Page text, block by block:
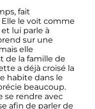
fait
le voit comme
lui parle à
sur une
elle
de la famille de
a déjà croisé la
habite dans le
beaucoup.
se rendre avec
afin de parler de